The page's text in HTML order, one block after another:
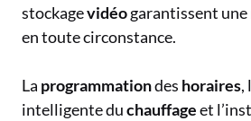
stockagevidéogarantissent une
en toute circonstance.
La programmationdes horaires,
intelligente duchauffageet